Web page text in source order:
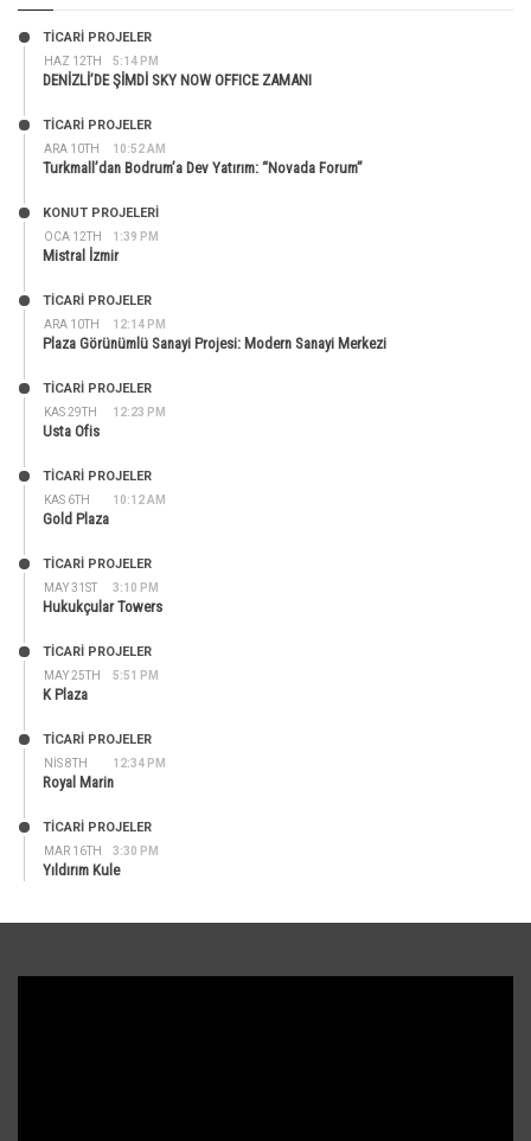
HAZ 12TH 5:14 PM
TİCARİ PROJELER
DENİZLİ’DE ŞİMDİ SKY NOW OFFICE ZAMANI
ARA 10TH 10:52 AM
TİCARİ PROJELER
Turkmall’dan Bodrum’a Dev Yatırım: “Novada Forum”
OCA 12TH 1:39 PM
KONUT PROJELERI
Mistral İzmir
ARA 10TH 12:14 PM
TİCARİ PROJELER
Plaza Görünümlü Sanayi Projesi: Modern Sanayi Merkezi
KAS 29TH 12:23 PM
TİCARİ PROJELER
Usta Ofis
KAS 6TH 10:12 AM
TİCARİ PROJELER
Gold Plaza
MAY 31ST 3:10 PM
TİCARİ PROJELER
Hukukçular Towers
MAY 25TH 5:51 PM
TİCARİ PROJELER
K Plaza
NIS 8TH 12:34 PM
TİCARİ PROJELER
Royal Marin
MAR 16TH 3:30 PM
TİCARİ PROJELER
Yıldırım Kule